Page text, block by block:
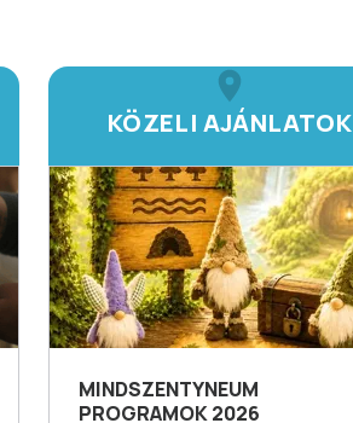
KÖZELI AJÁNLATOK
MINDSZENTYNEUM
PROGRAMOK 2026